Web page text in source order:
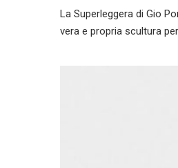
La Superleggera di Gio
vera e propria scultura